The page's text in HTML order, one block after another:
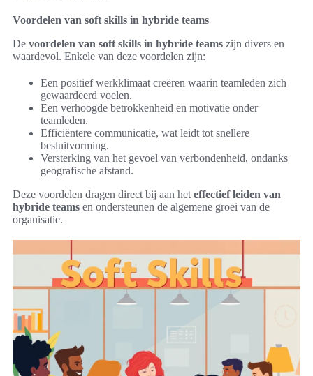
Voordelen van soft skills in hybride teams
De voordelen van soft skills in hybride teams zijn divers en
waardevol. Enkele van deze voordelen zijn:
Een positief werkklimaat creëren waarin teamleden zich
gewaardeerd voelen.
Een verhoogde betrokkenheid en motivatie onder
teamleden.
Efficiëntere communicatie, wat leidt tot snellere
besluitvorming.
Versterking van het gevoel van verbondenheid, ondanks
geografische afstand.
Deze voordelen dragen direct bij aan het effectief leiden van
hybride teams en ondersteunen de algemene groei van de
organisatie.